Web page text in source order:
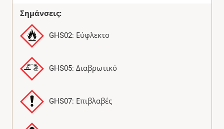
Σημάνσεις:
GHS02: Εύφλεκτο
GHS05: Διαβρωτικό
GHS07: Επιβλαβές